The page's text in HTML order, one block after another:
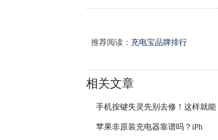
推荐阅读： 充电宝品牌排行
相关文章
手机按键失灵先别去修！这样就能
苹果非原装充电器靠谱吗？iPh